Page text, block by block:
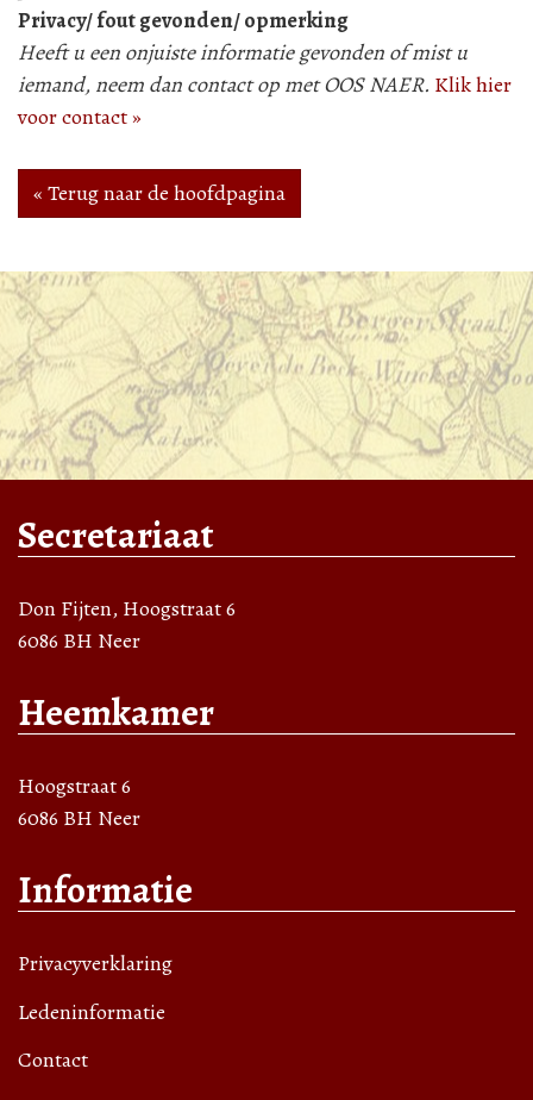
Privacy/ fout gevonden/ opmerking
Heeft u een onjuiste informatie gevonden of mist u
iemand, neem dan contact op met OOS NAER. Klik hier
voor contact »
« Terug naar de hoofdpagina
Secretariaat
Don Fijten, Hoogstraat 6
6086 BH Neer
Heemkamer
Hoogstraat 6
6086 BH Neer
Informatie
Privacyverklaring
Ledeninformatie
Contact